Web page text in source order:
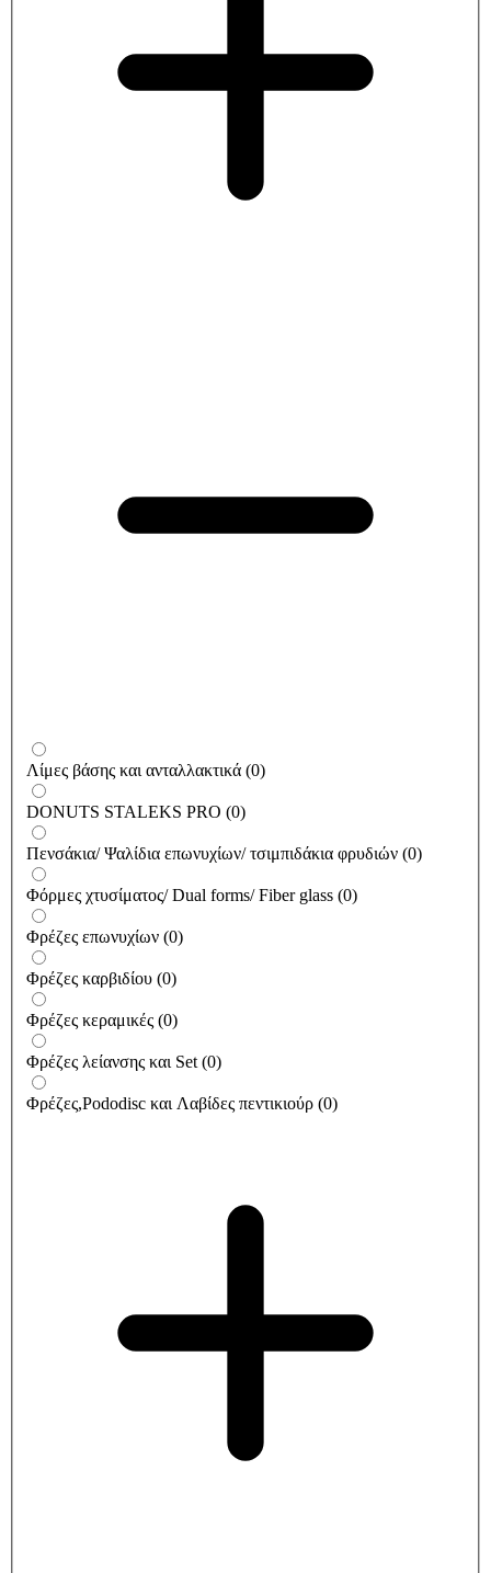
Λίμες βάσης και ανταλλακτικά (0)
DONUTS STALEKS PRO (0)
Πενσάκια/ Ψαλίδια επωνυχίων/ τσιμπιδάκια φρυδιών (0)
Φόρμες χτυσίματος/ Dual forms/ Fiber glass (0)
Φρέζες επωνυχίων (0)
Φρέζες καρβιδίου (0)
Φρέζες κεραμικές (0)
Φρέζες λείανσης και Set (0)
Φρέζες,Pododisc και Λαβίδες πεντικιούρ (0)